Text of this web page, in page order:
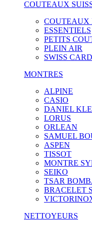
COUTEAUX
COUTEAUX
ESSENTIELS
PETITS
PLEIN AIR
SWISS
MONTRES
ALPINE
CASIO
DANIEL
LORUS
ORLEAN
SAMUEL
ASPEN
TISSOT
MONTRE
SEIKO
TSAR
BRACELET
NETTOYEURS